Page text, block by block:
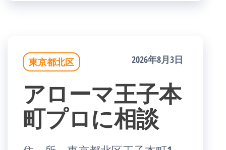
東京都北区 2026年8月3日
アローマ王子本
町プロに相談